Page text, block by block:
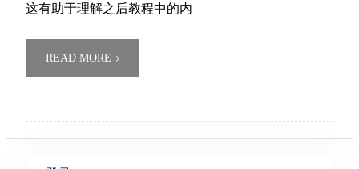
这有助于理解之后教程中的内
READ MORE